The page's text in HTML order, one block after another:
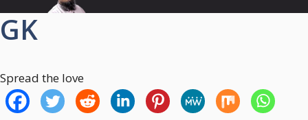
GK
Spread the love